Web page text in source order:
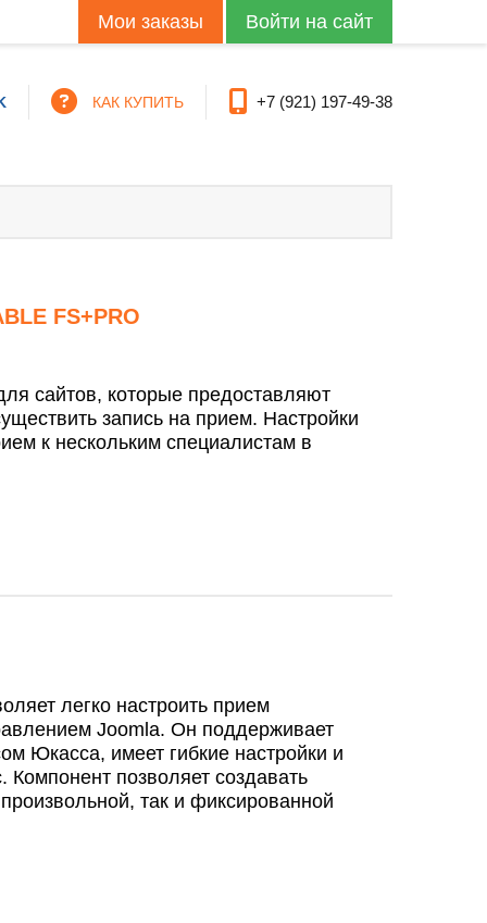
Мои заказы
КАК КУПИТЬ +7 (921) 197-49-38
FS+PRO
сайтов, которые предоставляют
запись на прием. Настройки
к нескольким специалистам в
легко настроить прием
Joomla. Он поддерживает
Юкасса, имеет гибкие настройки и
позволяет создавать
так и фиксированной